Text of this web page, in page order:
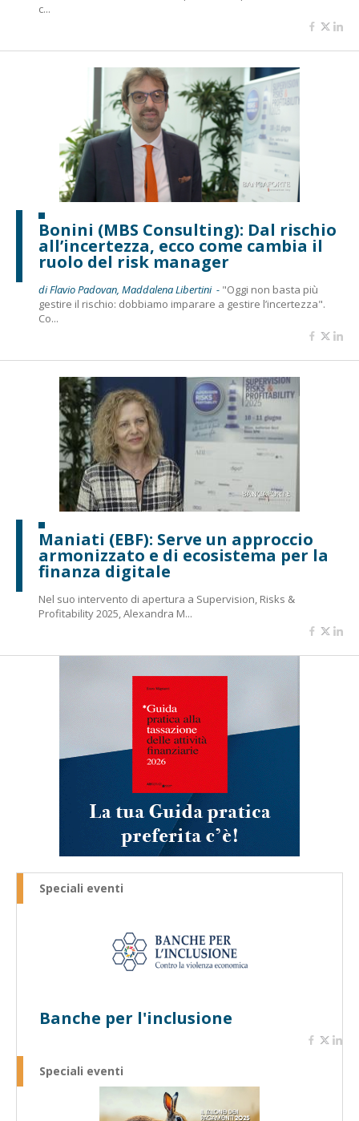
c...
Bonini (MBS Consulting): Dal rischio
all’incertezza, ecco come cambia il
ruolo del risk manager
di Flavio Padovan, Maddalena Libertini - "Oggi non basta più
gestire il rischio: dobbiamo imparare a gestire l’incertezza".
Co...
Maniati (EBF): Serve un approccio
armonizzato e di ecosistema per la
finanza digitale
Nel suo intervento di apertura a Supervision, Risks &
Profitability 2025, Alexandra M...
Speciali eventi
Banche per l'inclusione
Speciali eventi